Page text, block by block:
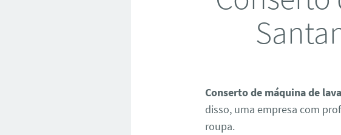
Conserto de máquina de
disso, uma empresa com
roupa.